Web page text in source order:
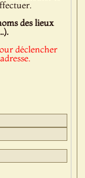
des lieux
déclencher